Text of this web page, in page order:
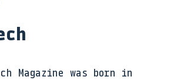
Magazine was born in